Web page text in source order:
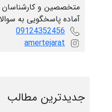
متخصصین و کارشناسان
آماده پاسخگویی به
09124352456
amertejarat
جدیدترین مطالب